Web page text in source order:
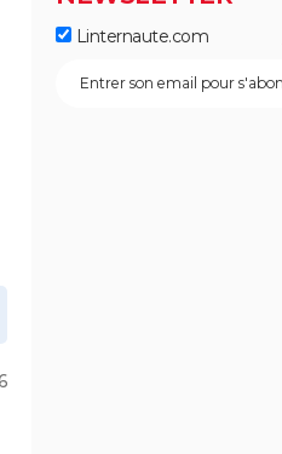
Linternaute.com